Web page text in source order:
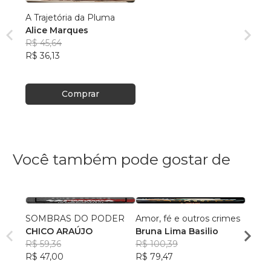
A Trajetória da Pluma
Alice Marques
R$ 45,64
R$ 36,13
Comprar
Você também pode gostar de
SOMBRAS DO PODER
CHICO ARAÚJO
R$ 59,36
R$ 47,00
Amor, fé e outros crimes
Bruna Lima Basilio
R$ 100,39
R$ 79,47
R$